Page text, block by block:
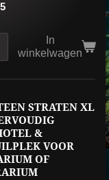
In
winkelwagen
STRATEN XL
&
VOOR
OF